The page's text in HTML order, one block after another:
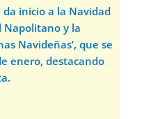
inicio a la Navidad
y la
Navideñas’, que se
enero, destacando